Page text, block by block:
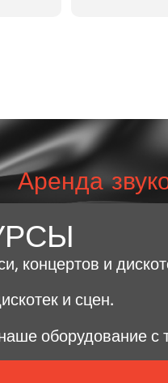
Аренда
концертов и
и сцен.
оборудование с